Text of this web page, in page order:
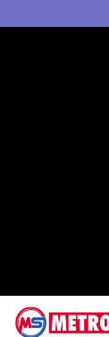
ke